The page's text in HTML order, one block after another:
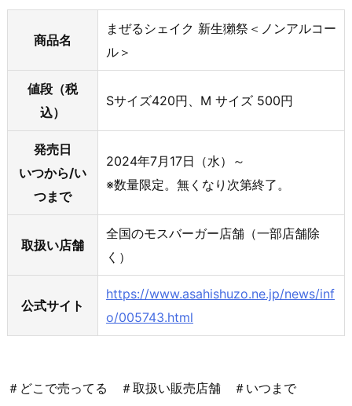
商品名
まぜるシェイク 新生獺祭＜ノンアルコー
ル＞
値段（税
込）
Sサイズ420円、M サイズ 500円
発売日
いつから/い
つまで
2024年7月17日（水）～
※数量限定。無くなり次第終了。
取扱い店舗
全国のモスバーガー店舗（一部店舗除
く）
公式サイト
https://www.asahishuzo.ne.jp/news/inf
o/005743.html
＃どこで売ってる ＃取扱い販売店舗 ＃いつまで